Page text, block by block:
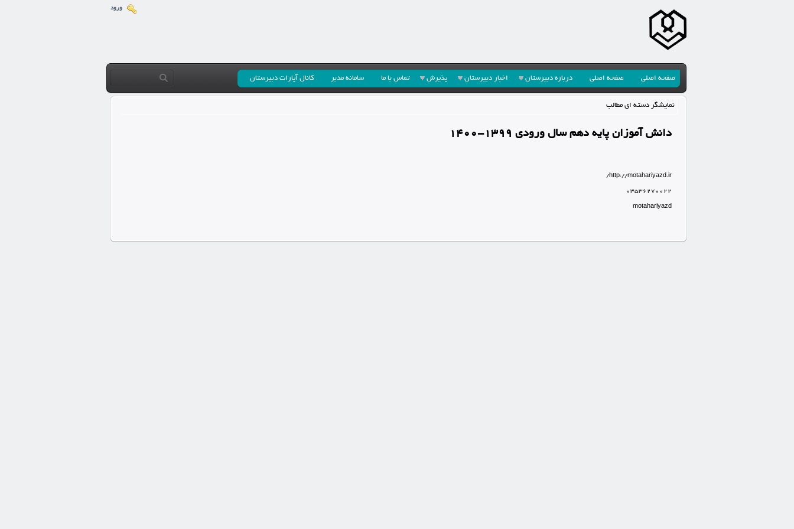
ورود
صفحه اصلی صفحه اصلی درباره دبیرستان اخبار دبیرستان پذیرش تماس با ما سامانه مدبر کانال آپارات دبیرستان
نمایشگر دسته ای مطالب
دانش آموزان پایه دهم سال ورودی 1399-1400
http://motahariyazd.ir/
03536270022
motahariyazd